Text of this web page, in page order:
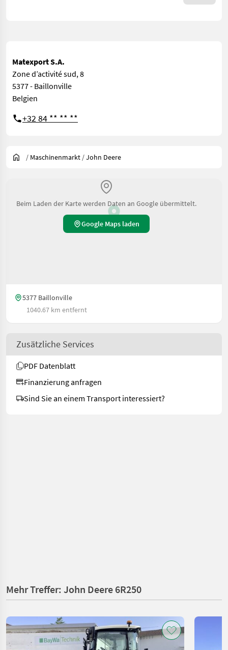
Matexport S.A.
Zone dʼactivité sud, 8
5377 - Baillonville
Belgien
+32 84 ** ** **
/ Maschinenmarkt /John Deere
Beim Laden der Karte werden Daten an Google übermittelt.
Google Maps laden
5377 Baillonville
1040.67 km entfernt
Zusätzliche Services
PDF Datenblatt
Finanzierung anfragen
Sind Sie an einem Transport interessiert?
Mehr Treffer: John Deere 6R250